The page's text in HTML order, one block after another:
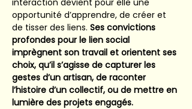
interaction devient pour elle une
opportunité d’apprendre, de créer et
de tisser des liens. Ses convictions
profondes pour le lien social
imprègnent son travail et orientent ses
choix, qu’il s’agisse de capturer les
gestes d’un artisan, de raconter
l’histoire d’un collectif, ou de mettre en
lumière des projets engagés.